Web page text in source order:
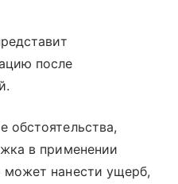
после
обстоятельства,
в применении
нанести ущерб,